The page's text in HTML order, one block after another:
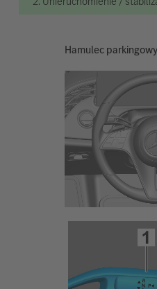
Hamulec parkingowy